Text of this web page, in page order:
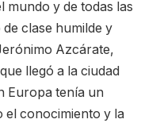
mundo y de todas las
clase humilde y
Azcárate,
llegó a la ciudad
Europa tenía un
el conocimiento y la